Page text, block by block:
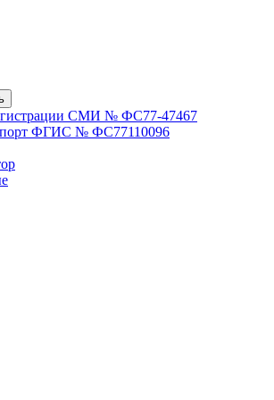
СМИ № ФС77-47467
ФГИС № ФС77110096